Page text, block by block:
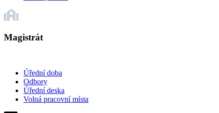
Magistrát
Úřední doba
Odbory
Úřední deska
Volná pracovní místa